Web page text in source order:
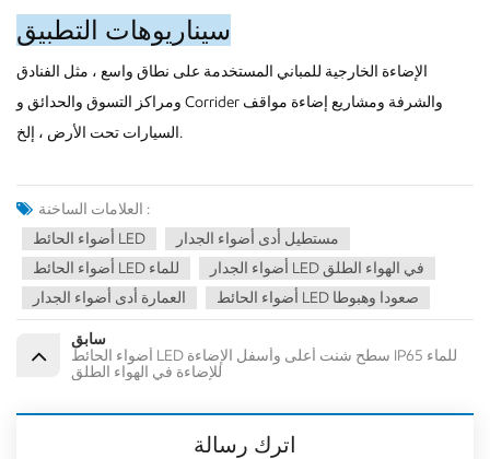
سيناريوهات التطبيق
الإضاءة الخارجية للمباني المستخدمة على نطاق واسع ، مثل الفنادق
ومراكز التسوق والحدائق و Corrider والشرفة ومشاريع إضاءة مواقف
السيارات تحت الأرض ، إلخ.
العلامات الساخنة :
أضواء الحائط LED
مستطيل أدى أضواء الجدار
أضواء الحائط LED للماء
أضواء الجدار LED في الهواء الطلق
العمارة أدى أضواء الجدار
أضواء الحائط LED صعودا وهبوطا
سابق
أضواء الحائط LED سطح شنت أعلى وأسفل الإضاءة IP65 للماء
للإضاءة في الهواء الطلق
اترك رسالة